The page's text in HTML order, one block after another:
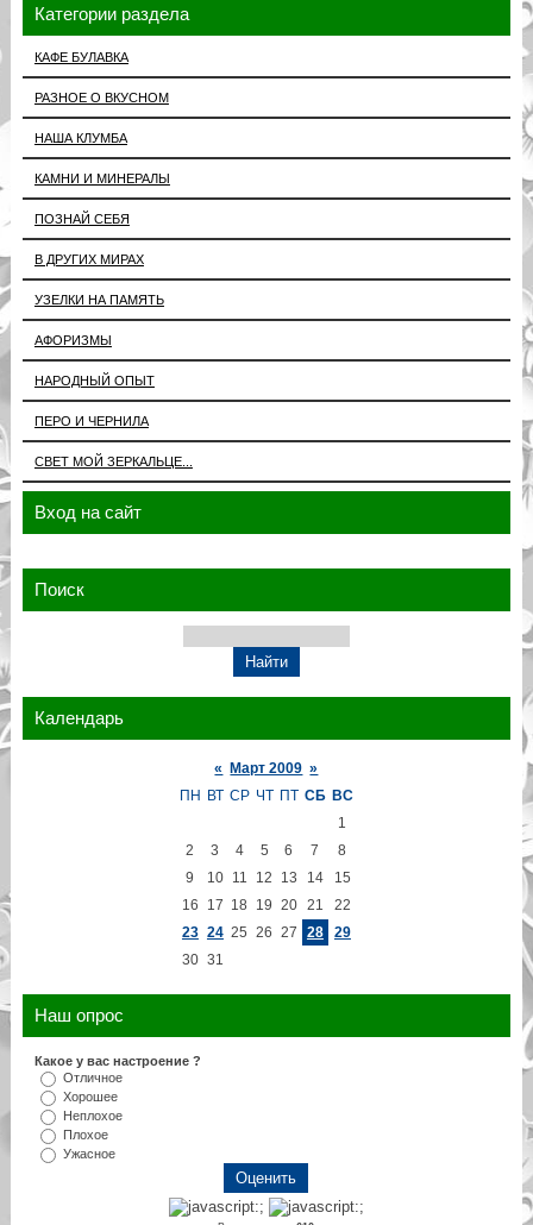
Категории раздела
КАФЕ БУЛАВКА
РАЗНОЕ О ВКУСНОМ
НАША КЛУМБА
КАМНИ И МИНЕРАЛЫ
ПОЗНАЙ СЕБЯ
В ДРУГИХ МИРАХ
УЗЕЛКИ НА ПАМЯТЬ
АФОРИЗМЫ
НАРОДНЫЙ ОПЫТ
ПЕРО И ЧЕРНИЛА
СВЕТ МОЙ ЗЕРКАЛЬЦЕ...
Вход на сайт
Поиск
Календарь
« Март 2009 »
ПН ВТ СР ЧТ ПТ СБ ВС
1
2
3 4 5 6 7
8
9
10 11 12 13 14
15
16
17 18 19 20 21
22
23 24 25 26 27 28
29
30 31
Наш опрос
Какое у вас настроение ?
Отличное
Хорошее
Неплохое
Плохое
Ужасное